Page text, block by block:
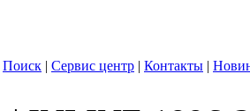
Поиск | Сервис центр | Контакты |